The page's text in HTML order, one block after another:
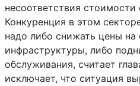
несоответствия
Конкуренция в этом
надо либо снижать цены на
инфраструктуры, либо
обслуживания, считает
исключает, что ситуация